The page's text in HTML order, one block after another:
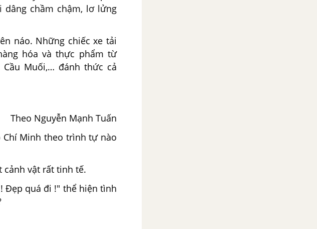
chầm chậm, lơ lửng
Những chiếc xe tải
hóa và thực phẩm từ
Muối,… đánh thức cả
Theo Nguyễn Mạnh Tuấn
Chí Minh theo trình tự nào
cảnh vật rất tinh tế.
Đẹp quá đi !" thể hiện tình